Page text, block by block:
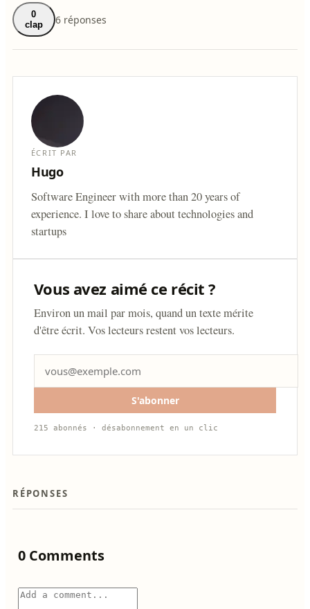
0
clap
6 réponses
ÉCRIT PAR
Hugo
Software Engineer with more than 20 years of
experience. I love to share about technologies and
startups
Vous avez aimé ce récit ?
Environ un mail par mois, quand un texte mérite
d'être écrit. Vos lecteurs restent vos lecteurs.
S'abonner
215 abonnés · désabonnement en un clic
RÉPONSES
0 Comments